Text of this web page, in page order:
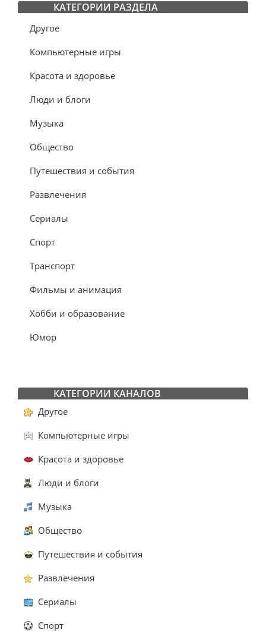
КАТЕГОРИИ РАЗДЕЛА
Другое
Компьютерные игры
Красота и здоровье
Люди и блоги
Музыка
Общество
Путешествия и события
Развлечения
Сериалы
Спорт
Транспорт
Фильмы и анимация
Хобби и образование
Юмор
КАТЕГОРИИ КАНАЛОВ
Другое
Компьютерные игры
Красота и здоровье
Люди и блоги
Музыка
Общество
Путешествия и события
Развлечения
Сериалы
Спорт